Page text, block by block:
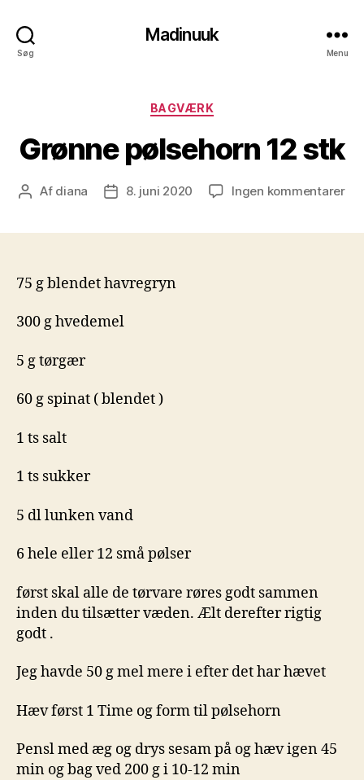
Søg
Madinuuk
Menu
Kategorier
BAGVÆRK
Grønne pølsehorn 12 stk
Indlægsforfatter
Af diana Indlægsdato
8. juni 2020 Ingen kommentarertil
75 g blendet havregryn
300 g hvedemel
5 g tørgær
60 g spinat ( blendet )
1 ts salt
1 ts sukker
5 dl lunken vand
6 hele eller 12 små pølser
først skal alle de tørvare røres godt sammen
inden du tilsætter væden. Ælt derefter rigtig
godt .
Jeg havde 50 g mel mere i efter det har hævet
Hæv først 1 Time og form til pølsehorn
Pensl med æg og drys sesam på og hæv igen 45
min og bag ved 200 g i 10-12 min